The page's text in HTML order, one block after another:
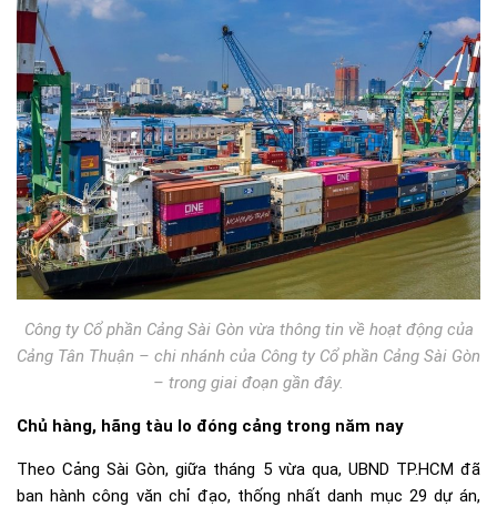
Công ty Cổ phần Cảng Sài Gòn vừa thông tin về hoạt động của
Cảng Tân Thuận – chi nhánh của Công ty Cổ phần Cảng Sài Gòn
– trong giai đoạn gần đây.
Chủ hàng, hãng tàu lo đóng cảng trong năm nay
Theo Cảng Sài Gòn, giữa tháng 5 vừa qua, UBND TP.HCM đã
ban hành công văn chỉ đạo, thống nhất danh mục 29 dự án,